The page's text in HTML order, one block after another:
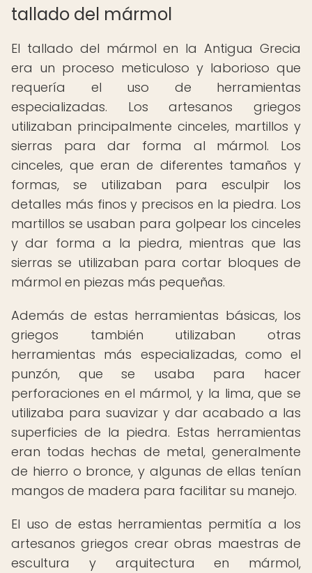
tallado del mármol
El tallado del mármol en la Antigua Grecia
era un proceso meticuloso y laborioso que
requería el uso de herramientas
especializadas. Los artesanos griegos
utilizaban principalmente cinceles, martillos y
sierras para dar forma al mármol. Los
cinceles, que eran de diferentes tamaños y
formas, se utilizaban para esculpir los
detalles más finos y precisos en la piedra. Los
martillos se usaban para golpear los cinceles
y dar forma a la piedra, mientras que las
sierras se utilizaban para cortar bloques de
mármol en piezas más pequeñas.
Además de estas herramientas básicas, los
griegos también utilizaban otras
herramientas más especializadas, como el
punzón, que se usaba para hacer
perforaciones en el mármol, y la lima, que se
utilizaba para suavizar y dar acabado a las
superficies de la piedra. Estas herramientas
eran todas hechas de metal, generalmente
de hierro o bronce, y algunas de ellas tenían
mangos de madera para facilitar su manejo.
El uso de estas herramientas permitía a los
artesanos griegos crear obras maestras de
escultura y arquitectura en mármol,